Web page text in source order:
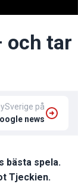
och tar
på
news
bästa spela.
Tjeckien.